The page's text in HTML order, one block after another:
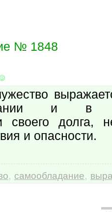
№ 1848
и в
своего долга,
и опасности.
, самообладание,